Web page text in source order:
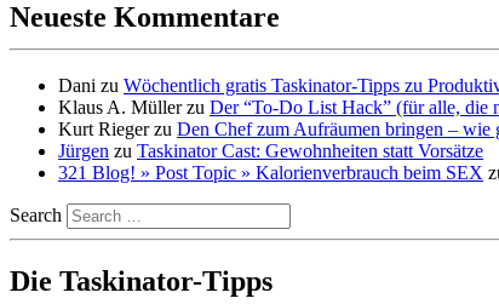
Neueste Kommentare
Dani zu Wöchentlich gratis Taskinator-Tipps zu
Klaus A. Müllerzu Der “To-Do List Hack” (für alle, die
Kurt Riegerzu Den Chef zum Aufräumen bringen – wie
Jürgen zu Taskinator Cast: Gewohnheiten statt Vorsätze
321 Blog! » Post Topic » Kalorienverbrauch beim SEX
Search
Die Taskinator-Tipps